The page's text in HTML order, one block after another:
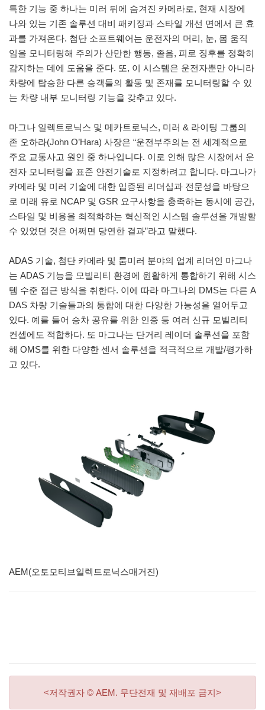
특한 기능 중 하나는 미러 뒤에 숨겨진 카메라로, 현재 시장에
나와 있는 기존 솔루션 대비 패키징과 스타일 개선 면에서 큰 효
과를 가져온다. 첨단 소프트웨어는 운전자의 머리, 눈, 몸 움직
임을 모니터링해 주의가 산만한 행동, 졸음, 피로 징후를 정확히
감지하는 데에 도움을 준다. 또, 이 시스템은 운전자뿐만 아니라
차량에 탑승한 다른 승객들의 활동 및 존재를 모니터링할 수 있
는 차량 내부 모니터링 기능을 갖추고 있다.
마그나 일렉트로닉스 및 메카트로닉스, 미러 & 라이팅 그룹의
존 오하라(John O’Hara) 사장은 “운전부주의는 전 세계적으로
주요 교통사고 원인 중 하나입니다. 이로 인해 많은 시장에서 운
전자 모니터링을 표준 안전기술로 지정하려고 합니다. 마그나가
카메라 및 미러 기술에 대한 입증된 리더십과 전문성을 바탕으
로 미래 유로 NCAP 및 GSR 요구사항을 충족하는 동시에 공간,
스타일 및 비용을 최적화하는 혁신적인 시스템 솔루션을 개발할
수 있었던 것은 어쩌면 당연한 결과”라고 말했다.
ADAS 기술, 첨단 카메라 및 룸미러 분야의 업계 리더인 마그나
는 ADAS 기능을 모빌리티 환경에 원활하게 통합하기 위해 시스
템 수준 접근 방식을 취한다. 이에 따라 마그나의 DMS는 다른 A
DAS 차량 기술들과의 통합에 대한 다양한 가능성을 열어두고
있다. 예를 들어 승차 공유를 위한 인증 등 여러 신규 모빌리티
컨셉에도 적합하다. 또 마그나는 단거리 레이더 솔루션을 포함
해 OMS를 위한 다양한 센서 솔루션을 적극적으로 개발/평가하
고 있다.
AEM(오토모티브일렉트로닉스매거진)
<저작권자 © AEM. 무단전재 및 재배포 금지>